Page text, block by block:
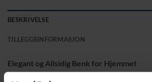
BESKRIVELSE
TILLEGGSINFORMASJON
Elegant og Allsidig Benk for Hjemmet
Denne moderne benken, måler 100 x 35 x